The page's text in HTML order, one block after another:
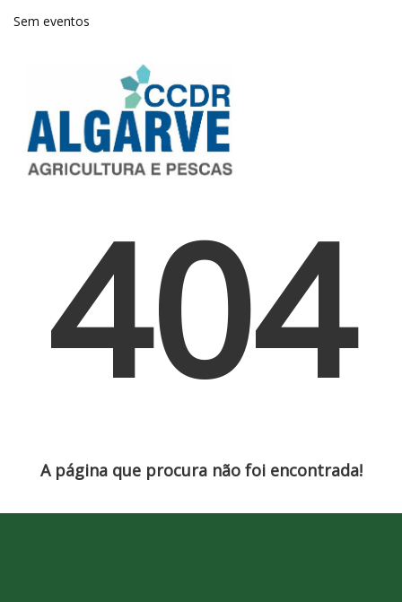
Sem eventos
404
A página que procura não foi encontrada!